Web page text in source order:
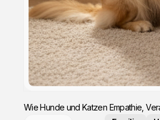
Wie Hunde und Katzen Empathie,